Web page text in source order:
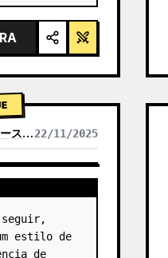
信 22/11/2025
MODELOS
seguir,
estilo de
de